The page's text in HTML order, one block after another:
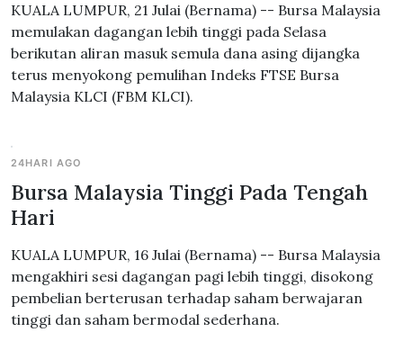
KUALA LUMPUR, 21 Julai (Bernama) -- Bursa Malaysia
memulakan dagangan lebih tinggi pada Selasa
berikutan aliran masuk semula dana asing dijangka
terus menyokong pemulihan Indeks FTSE Bursa
Malaysia KLCI (FBM KLCI).
24HARI AGO
Bursa Malaysia Tinggi Pada Tengah
Hari
KUALA LUMPUR, 16 Julai (Bernama) -- Bursa Malaysia
mengakhiri sesi dagangan pagi lebih tinggi, disokong
pembelian berterusan terhadap saham berwajaran
tinggi dan saham bermodal sederhana.